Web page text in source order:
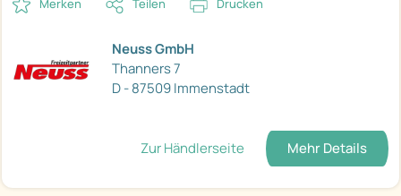
Merken Teilen Drucken
Neuss GmbH
Thanners 7
D - 87509 Immenstadt
Zur Händlerseite Mehr Details